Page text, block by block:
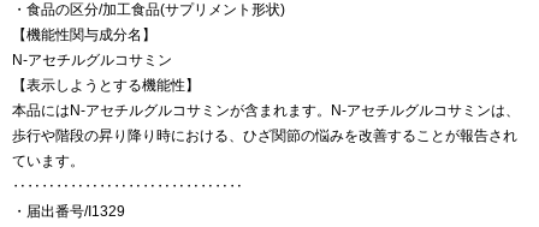
・食品の区分/加工食品(サプリメント形状)
【機能性関与成分名】
N-アセチルグルコサミン
【表示しようとする機能性】
本品にはN-アセチルグルコサミンが含まれます。N-アセチルグルコサミンは、
歩行や階段の昇り降り時における、ひざ関節の悩みを改善することが報告され
ています。
‥‥‥‥‥‥‥‥‥‥‥‥‥‥‥‥
・届出番号/I1329